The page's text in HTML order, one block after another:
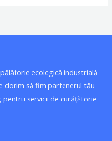
ecologică industrială
dorim să fim partenerul tău
servicii de curățătorie